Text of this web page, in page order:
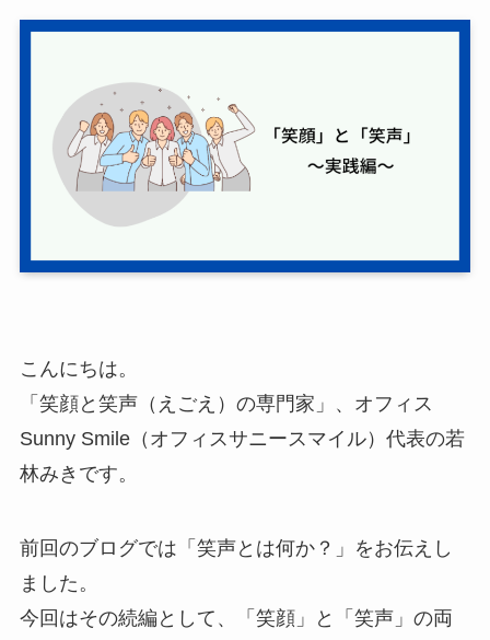
こんにちは。
「笑顔と笑声（えごえ）の専門家」、オフィス
Sunny Smile（オフィスサニースマイル）代表の若
林みきです。
前回のブログでは「笑声とは何か？」をお伝えし
ました。
今回はその続編として、「笑顔」と「笑声」の両